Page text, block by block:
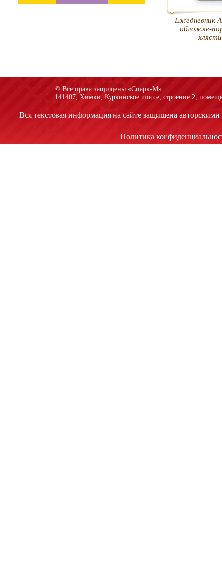
Ежедневник
обложке-
© Все права защищены «Спарк-M»
141407, Химки, Куркинское шоссе, строение 2,
Вся текстовая информация на сайте защищена
Политика